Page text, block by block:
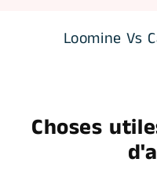
Loomine Vs
Choses